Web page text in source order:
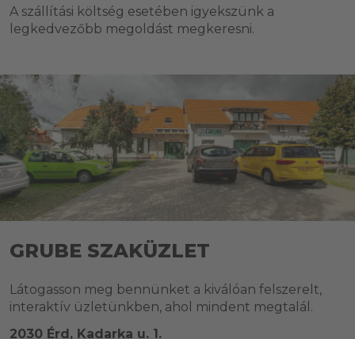
A szállítási költség esetében igyekszünk a
legkedvezőbb megoldást megkeresni.
GRUBE SZAKÜZLET
Látogasson meg bennünket a kiválóan felszerelt,
interaktív üzletünkben, ahol mindent megtalál.
2030 Érd, Kadarka u. 1.